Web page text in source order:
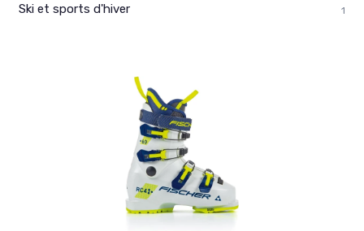
Ski et sports d'hiver 1